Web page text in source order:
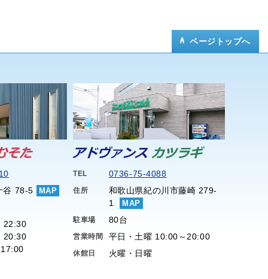
ページトップへ
谷 78-5 MAP
22:30
20:30
TEL 0736-75-4088
住所
和歌山県紀の川市藤崎 279-
1
MAP
駐車場 80台
営業時間 平日・土曜 10:00～20:00
休館日 火曜・日曜